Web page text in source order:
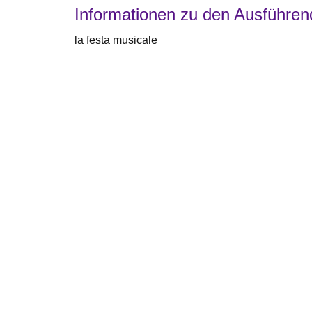
Informationen zu den
la festa musicale